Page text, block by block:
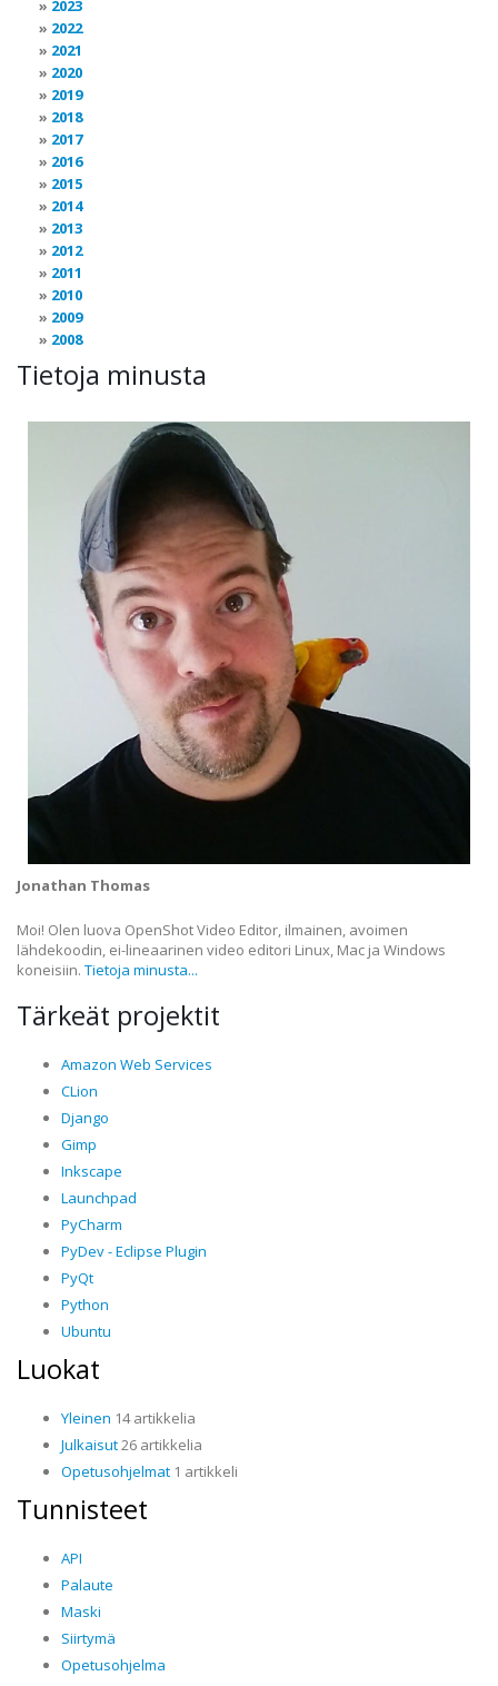
2023
2022
2021
2020
2019
2018
2017
2016
2015
2014
2013
2012
2011
2010
2009
2008
Tietoja minusta
Jonathan Thomas
Moi! Olen luova OpenShot Video Editor, ilmainen, avoimen
lähdekoodin, ei-lineaarinen video editori Linux, Mac ja Windows
koneisiin. Tietoja minusta...
Tärkeät projektit
Amazon Web Services
CLion
Django
Gimp
Inkscape
Launchpad
PyCharm
PyDev - Eclipse Plugin
PyQt
Python
Ubuntu
Luokat
Yleinen 14 artikkelia
Julkaisut26 artikkelia
Opetusohjelmat 1 artikkeli
Tunnisteet
API
Palaute
Maski
Siirtymä
Opetusohjelma